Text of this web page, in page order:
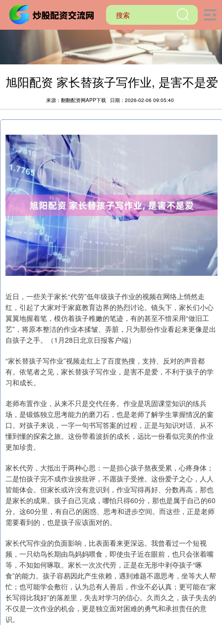
旭阳配资 家长替孩子写作业, 是害不是爱
来源：翻翻配资网APP下载 日期：2026-02-06 09:05:40
近日，一些关于家长“代劳”低年级孩子作业的视频在网络上悄然走
红，引起了大家对于家庭教育边界的热烈讨论。镜头下，家长们小心
翼翼地握着笔，模仿着孩子稚嫩的笔迹，有的甚至不惜采用“做旧工
艺”，将原本整洁的作业本揉皱、弄脏，只为那份作业看起来更像是出
自孩子之手。（1月28日北京日报客户端）
“家长替孩子写作业”视频走红上了百度热搜，支持、反对的声音都
有。依笔者之见，家长替孩子写作业，是害不是爱，不利于孩子的学
习和成长。
老师布置作业，从来不只是交代任务。作业是巩固课堂知识的练兵
场，是锻炼独立思考能力的磨刀石，也是老师了解学生掌握情况的窗
口。对孩子来说，一字一句书写答案的过程，正是与知识对话、从不
懂到懂的探索之旅。这份带着波折的成长，远比一份看似完美的作业
更加珍贵。
家长代劳，大抵出于两种心思：一是担心孩子熬夜受累，心疼身体；
二是怕孩子完不成作业挨批评，不愿孩子受挫。这份爱子之心，人人
皆能体会。但家长或许没有意识到，作业写得再好、分数再高，那也
是家长的成果。孩子自己完成，哪怕只得60分，那也是属于自己的60
分。这60分里，有自己的困惑、思考和进步空间。而这些，正是老师
需要看到的，也是孩子应该面对的。
家长代写作业的负面影响，比表面看来更深远。我曾看过一个短视
频，一只幼鸟长期由鸟妈妈喂食，即使虫子近在眼前，也只会张着嘴
等，不知如何啄取。家长一次次代劳，正是在无形中剥夺孩子“啄
食”的能力。孩子容易因此产生依赖，遇到难题不愿思考，坐等大人帮
忙；也可能学会敷衍，认为总有人善后，作业不必认真；更可能在“家
长写得比我好”的落差里，失去对学习的信心。久而久之，孩子失去的
不仅是一次作业的机会，更是独立面对困难的勇气和承担责任的意
识。